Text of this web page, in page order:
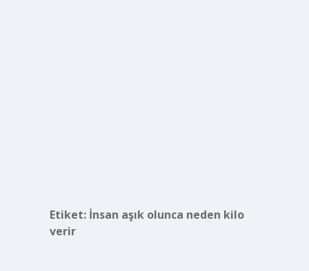
Etiket: İnsan aşık olunca neden kilo
verir